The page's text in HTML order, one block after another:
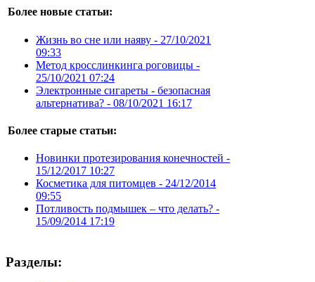
Более новые статьи:
Жизнь во сне или наяву - 27/10/2021
09:33
Метод кросслинкинга роговицы -
25/10/2021 07:24
Электронные сигареты - безопасная
альтернатива? - 08/10/2021 16:17
Более старые статьи:
Новинки протезирования конечностей -
15/12/2017 10:27
Косметика для питомцев - 24/12/2014
09:55
Потливость подмышек – что делать? -
15/09/2014 17:19
Разделы: